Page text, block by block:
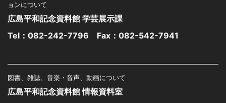
ョンについて
広島平和記念資料館 学芸展示課
Tel： 082-242-7796 Fax：082-542-7941
図書、雑誌、音楽・音声、動画について
広島平和記念資料館 情報資料室